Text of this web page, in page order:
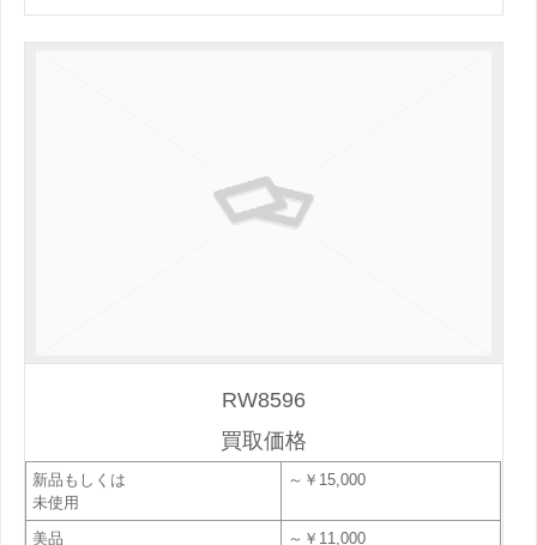
RW8596
買取価格
新品もしくは
未使用
～￥15,000
美品
～￥11,000